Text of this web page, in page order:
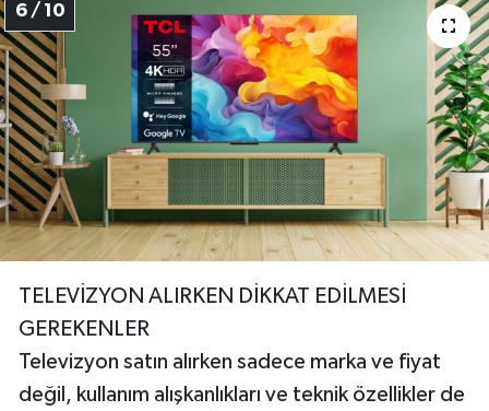
6 / 10
TELEVİZYON ALIRKEN DİKKAT EDİLMESİ
GEREKENLER
Televizyon satın alırken sadece marka ve fiyat
değil, kullanım alışkanlıkları ve teknik özellikler de